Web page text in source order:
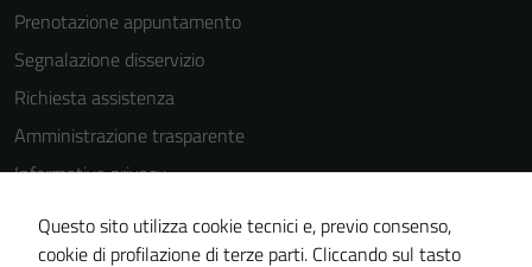
Prenotazione appuntamento
Segnalazione disservizio
Richiesta assistenza
Amministrazione trasparente
Informativa privacy
Note legali
Questo sito utilizza cookie tecnici e, previo consenso,
cookie di profilazione di terze parti. Cliccando sul tasto